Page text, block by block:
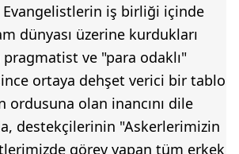
iş birliği içinde
dünyası üzerine kurdukları
pragmatist ve "para odaklı"
ortaya dehşet verici bir tablo
ordusuna olan inancını dile
destekçilerinin "Askerlerimizin
görev yapan tüm erkek